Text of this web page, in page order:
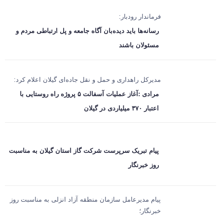
فرماندار رودبار:
رسانه‌ها باید دیده‌بان آگاه جامعه و پل ارتباطی مردم و
مسئولان باشند
مدیرکل راهداری و حمل‌ و نقل جاده‌ای گیلان اعلام کرد:
مرادی :آغاز عملیات آسفالت ۵ پروژه راه ‌روستایی با
اعتبار ۳۷۰ میلیاردی در گیلان
پیام تبریک سرپرست شرکت گاز استان گیلان به مناسبت
روز خبرنگار
پیام مدیرعامل سازمان منطقه آزاد انزلی به مناسبت روز
خبرنگار؛